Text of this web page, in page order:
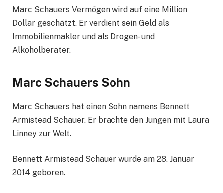
Marc Schauers Vermögen wird auf eine Million
Dollar geschätzt. Er verdient sein Geld als
Immobilienmakler und als Drogen- und
Alkoholberater.
Marc Schauers Sohn
Marc Schauers hat einen Sohn namens Bennett
Armistead Schauer. Er brachte den Jungen mit Laura
Linney zur Welt.
Bennett Armistead Schauer wurde am 28. Januar
2014 geboren.